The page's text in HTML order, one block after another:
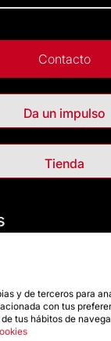
Contacto
Da un impulso
Tienda
y de terceros para
con tus
tus hábitos de